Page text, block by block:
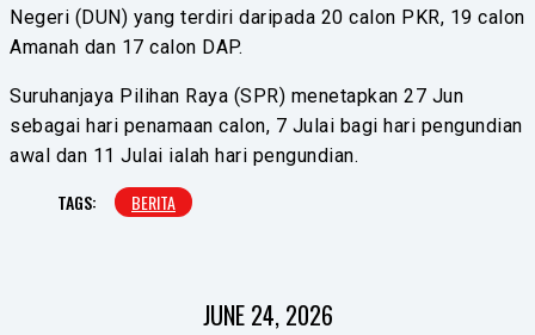
Negeri (DUN) yang terdiri daripada 20 calon PKR, 19 calon
Amanah dan 17 calon DAP.
Suruhanjaya Pilihan Raya (SPR) menetapkan 27 Jun
sebagai hari penamaan calon, 7 Julai bagi hari pengundian
awal dan 11 Julai ialah hari pengundian.
TAGS: BERITA
JUNE 24, 2026